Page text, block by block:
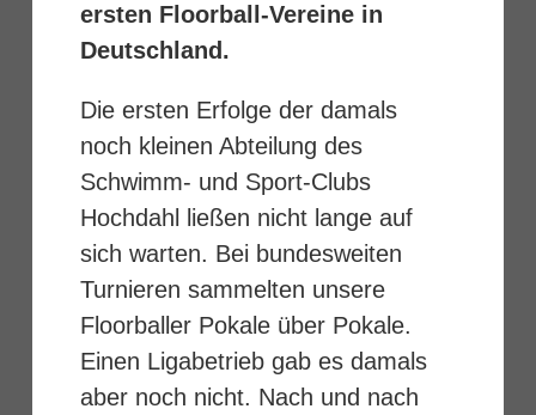
ersten Floorball-Vereine in
Deutschland.
Die ersten Erfolge der damals
noch kleinen Abteilung des
Schwimm- und Sport-Clubs
Hochdahl ließen nicht lange auf
sich warten. Bei bundesweiten
Turnieren sammelten unsere
Floorballer Pokale über Pokale.
Einen Ligabetrieb gab es damals
aber noch nicht. Nach und nach